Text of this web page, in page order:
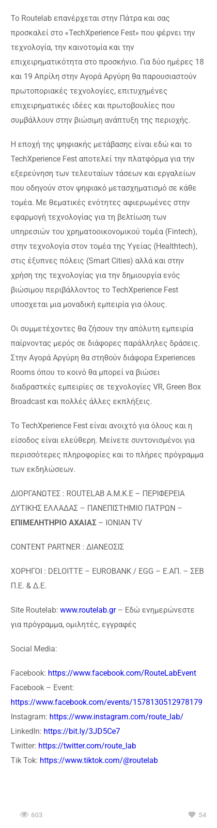
Το Routelab επανέρχεται στην Πάτρα και σας
προσκαλεί στο «TechXperience Fest» που φέρνει την
τεχνολογία, την καινοτομία και την
επιχειρηματικότητα στο προσκήνιο. Για δύο ημέρες 18
και 19 Απρίλη στην Αγορά Αργύρη θα παρουσιαστούν
πρωτοποριακές τεχνολογίες, επιτυχημένες
επιχειρηματικές ιδέες και πρωτοβουλίες που
συμβάλλουν στην βιώσιμη ανάπτυξη της περιοχής.
Η εποχή της ψηφιακής μετάβασης είναι εδώ και το
TechXperience Fest αποτελεί την πλατφόρμα για την
εξερεύνηση των τελευταίων τάσεων και εργαλείων
που οδηγούν στον ψηφιακό μετασχηματισμό σε κάθε
τομέα. Με θεματικές ενότητες αφιερωμένες στην
εφαρμογή τεχνολογίας για τη βελτίωση των
υπηρεσιών του χρηματοοικονομικού τομέα (Fintech),
στην τεχνολογία στον τομέα της Υγείας (Healthtech),
στις έξυπνες πόλεις (Smart Cities) αλλά και στην
χρήση της τεχνολογίας για την δημιουργία ενός
βιώσιμου περιβάλλοντος το TechXperience Fest
υποσχεται μια μοναδική εμπειρία για όλους.
Οι συμμετέχοντες θα ζήσουν την απόλυτη εμπειρία
παίρνοντας μερός σε διάφορες παράλληλες δράσεις.
Στην Αγορά Αργύρη θα στηθούν διάφορα Experiences
Rooms όπου το κοινό θα μπορεί να βιώσει
διαδραστκές εμπειρίες σε τεχνολογίες VR, Green Box
Broadcast και πολλές άλλες εκπλήξεις.
Το TechXperience Fest είναι ανοιχτό για όλους και η
είσοδος είναι ελεύθερη. Μείνετε συντονισμένοι για
περισσότερες πληροφορίες και το πλήρες πρόγραμμα
των εκδηλώσεων.
ΔΙΟΡΓΑΝΩΤΕΣ : ROUTELAB Α.Μ.K.Ε – ΠΕΡΙΦΕΡΕΙΑ
ΔΥΤΙΚΗΣ ΕΛΛΑΔΑΣ – ΠΑΝΕΠΙΣΤΗΜΙΟ ΠΑΤΡΩΝ –
ΕΠΙΜΕΛΗΤΗΡΙΟ ΑΧΑΙΑΣ – IONIAN TV
CONTENT PARTNER : ΔΙΑΝΕΟΣΙΣ
ΧΟΡΗΓΟΙ : DELOITTE – EUROBANK / EGG – Ε.ΑΠ. – ΣΕΒ
Π.Ε. & Δ.Ε.
Site Routelab:www.routelab.gr– Εδώ ενημερώνεστε
για πρόγραμμα, ομιλητές, εγγραφές
Social Media:
Facebook: https://www.facebook.com/RouteLabEvent
Facebook – Event:
https://www.facebook.com/events/1578130512978179
Instagram: https://www.instagram.com/route_lab/
LinkedIn: https://bit.ly/3JD5Ce7
Twitter: https://twitter.com/route_lab
Tik Tok: https://www.tiktok.com/@routelab
603 54